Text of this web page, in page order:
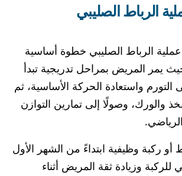
الرباط الصليبي
عملية الرباط الصليبي خطوة أساسية
يمر المريض بمراحل تدريجية تبدأ
واستعادة الحركة الأساسية، ثم
والورك، وصولًا إلى تمارين التوازن
ركبة وظيفية ابتداءً من الشهر الأول
للركبة وزيادة ثقة المريض أثناء